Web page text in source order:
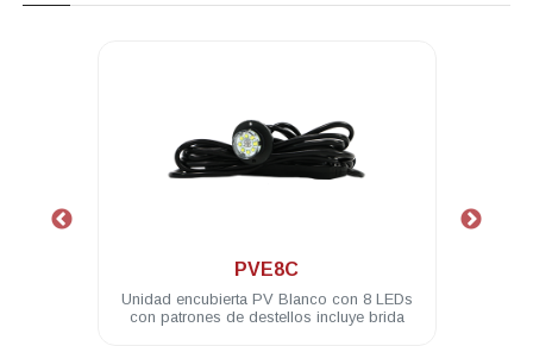
PVL4A
Modulo PV ASSAULT 4 LED 3W difusor
180° ámbar